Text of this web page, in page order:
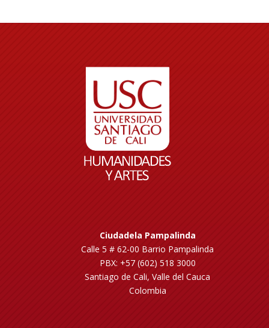
Ciudadela Pampalinda
Calle 5 # 62-00 Barrio Pampalinda
PBX: +57 (602) 518 3000
Santiago de Cali, Valle del Cauca
Colombia